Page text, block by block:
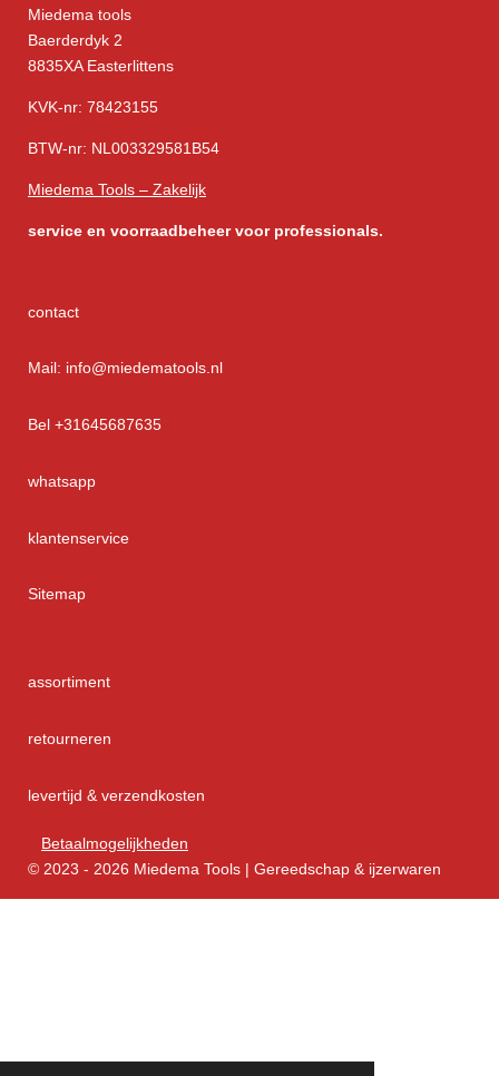
Miedema tools
Baerderdyk 2
8835XA Easterlittens
KVK-nr: 78423155
BTW-nr: NL003329581B54
Miedema Tools – Zakelijk
service en voorraadbeheer voor professionals.
contact
Mail: info@miedematools.nl
Bel +31645687635
whatsapp
klantenservice
Sitemap
assortiment
retourneren
levertijd & verzendkosten
Betaalmogelijkheden
© 2023 - 2026 Miedema Tools | Gereedschap & ijzerwaren